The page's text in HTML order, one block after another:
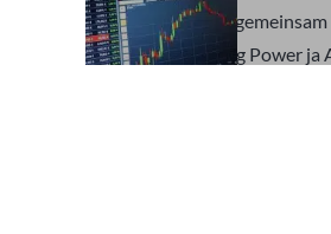
vergessen und die
Duisburg sieht Plug Power ja